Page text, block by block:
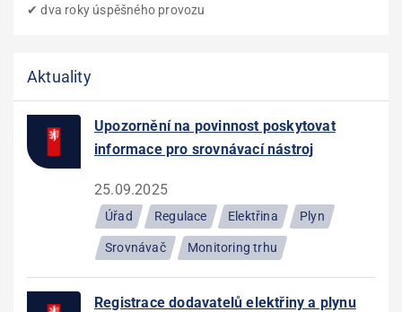
✔ dva roky úspěšného provozu
Aktuality
Upozornění na povinnost poskytovat
informace pro srovnávací nástroj
25.09.2025
Úřad Regulace Elektřina Plyn
Srovnávač Monitoring trhu
Registrace dodavatelů elektřiny a plynu